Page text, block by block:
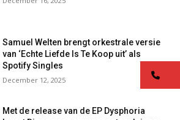
Samuel Welten brengt orkestrale versie
van ‘Echte Liefde Is Te Koop uit’ als
Spotify Singles
December 12, 2025
Met de release van de EP Dysphoria